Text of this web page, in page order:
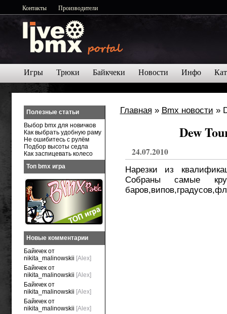
Контакты Производители
Игры Трюки Байкчеки Новости Инфо
Главная » Bmx новости »
Dew
24.07.2010
Нарезки из
Собраны самые
Полезные статьи
Выбор bmx для новичков
Как выбрать удобную раму
Не ошибитесь с рулём
Подбор высоты седла
Как заспицевать колесо
Топ bmx игра
Новые комментарии
Байкчек от
nikita_malinowskii [Alex]
Байкчек от
nikita_malinowskii [Alex]
Байкчек от
nikita_malinowskii [Alex]
Байкчек от
nikita_malinowskii [Alex]